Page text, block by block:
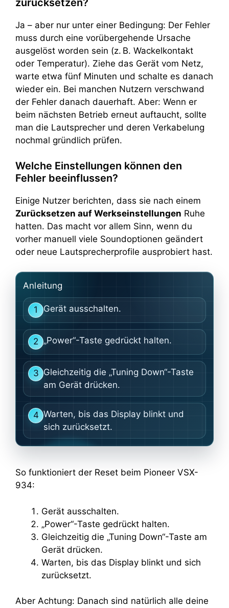
Ja – aber nur unter einer Bedingung: Der Fehler
muss durch eine vorübergehende Ursache
ausgelöst worden sein (z. B. Wackelkontakt
oder Temperatur). Ziehe das Gerät vom Netz,
warte etwa fünf Minuten und schalte es danach
wieder ein. Bei manchen Nutzern verschwand
der Fehler danach dauerhaft. Aber: Wenn er
beim nächsten Betrieb erneut auftaucht, sollte
man die Lautsprecher und deren Verkabelung
nochmal gründlich prüfen.
Welche Einstellungen können den
Fehler beeinflussen?
Einige Nutzer berichten, dass sie nach einem
Zurücksetzen auf Werkseinstellungen Ruhe
hatten. Das macht vor allem Sinn, wenn du
vorher manuell viele Soundoptionen geändert
oder neue Lautsprecherprofile ausprobiert hast.
Anleitung
1 Gerät ausschalten.
2 „Power“-Taste gedrückt halten.
3 Gleichzeitig die „Tuning Down“-Taste
am Gerät drücken.
4 Warten, bis das Display blinkt und
sich zurücksetzt.
So funktioniert der Reset beim Pioneer VSX-
934:
Gerät ausschalten.
„Power“-Taste gedrückt halten.
Gleichzeitig die „Tuning Down“-Taste am
Gerät drücken.
Warten, bis das Display blinkt und sich
zurücksetzt.
Aber Achtung: Danach sind natürlich alle deine